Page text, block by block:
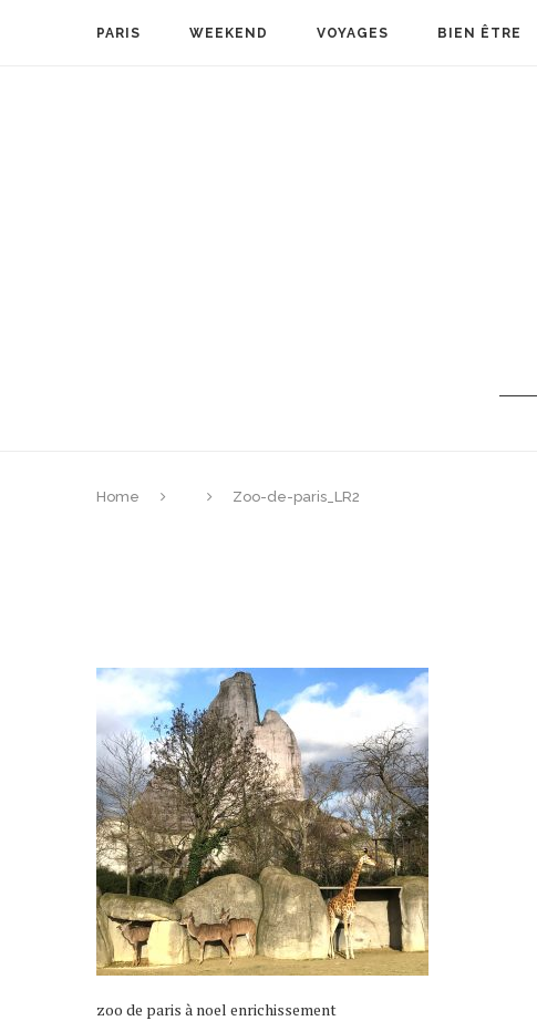
PARIS WEEKEND VOYAGES BIEN ÊTRE
Home Zoo-de-paris_LR2
zoo de paris à noel enrichissement